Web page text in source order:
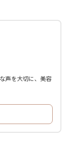
声を大切に、美容